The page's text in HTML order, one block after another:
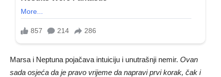
Marsa i Neptuna pojačava intuiciju i unutrašnji nemir. Ovan
sada osjeća da je pravo vrijeme da napravi prvi korak, čak i